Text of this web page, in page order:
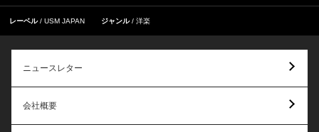
レーベル USM JAPAN ジャンル 洋楽
ニュースレター
会社概要